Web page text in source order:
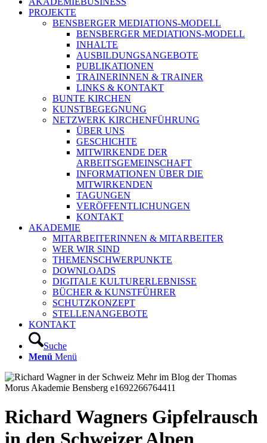
PROJEKTE
BENSBERGER MEDIATIONS-MODELL
BENSBERGER MEDIATIONS-MODELL
INHALTE
AUSBILDUNGSANGEBOTE
PUBLIKATIONEN
TRAINERINNEN & TRAINER
LINKS & KONTAKT
BUNTE KIRCHEN
KUNSTBEGEGNUNG
NETZWERK KIRCHENFÜHRUNG
ÜBER UNS
GESCHICHTE
MITWIRKENDE DER
ARBEITSGEMEINSCHAFT
INFORMATIONEN ÜBER DIE
MITWIRKENDEN
TAGUNGEN
VERÖFFENTLICHUNGEN
KONTAKT
AKADEMIE
MITARBEITERINNEN & MITARBEITER
WER WIR SIND
THEMENSCHWERPUNKTE
DOWNLOADS
DIGITALE KULTURERLEBNISSE
BÜCHER & KUNSTFÜHRER
SCHUTZKONZEPT
STELLENANGEBOTE
KONTAKT
Suche
Menü Menü
Richard Wagners Gipfelrausch